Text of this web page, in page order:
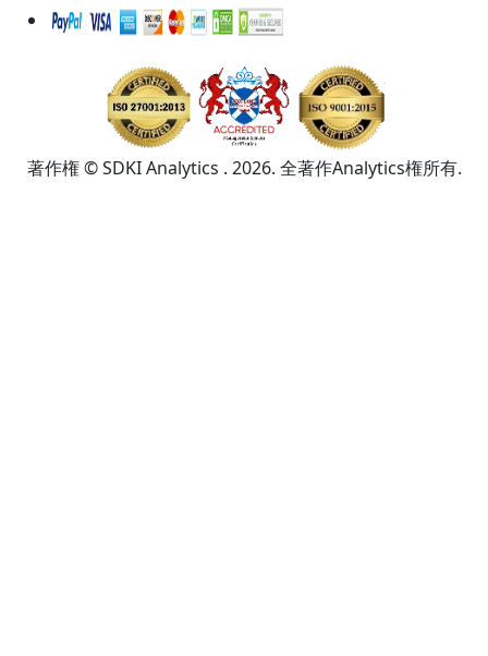
著作権 © SDKI Analytics . 2026. 全著作Analytics権所有.